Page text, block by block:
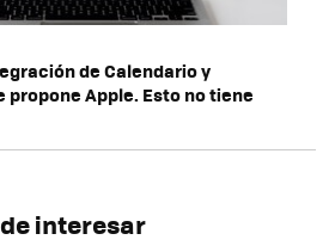
de Calendario y
propone Apple. Esto no tiene
interesar